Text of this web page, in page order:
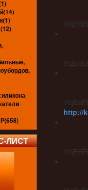
ЛИСТ
http://